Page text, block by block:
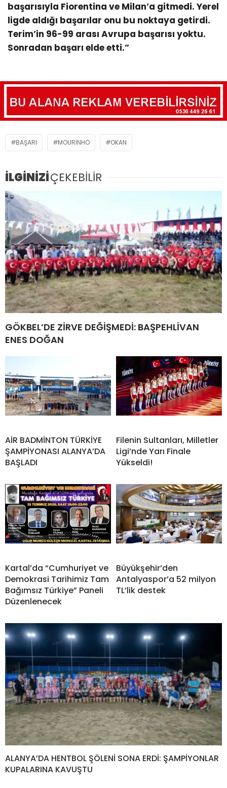
başarısıyla Fiorentina ve Milan’a gitmedi. Yerel
ligde aldığı başarılar onu bu noktaya getirdi.
Terim’in 96-99 arası Avrupa başarısı yoktu.
Sonradan başarı elde etti.”
BAŞARI MOURINHO OKAN
İLGİNİZİÇEKEBİLİR
GÖKBEL’DE ZİRVE DEĞİŞMEDİ: BAŞPEHLİVAN
ENES DOĞAN
AİR BADMİNTON TÜRKİYE
ŞAMPİYONASI ALANYA’DA
BAŞLADI
Filenin Sultanları, Milletler
Ligi’nde Yarı Finale
Yükseldi!
Kartal’da “Cumhuriyet ve
Demokrasi Tarihimiz Tam
Bağımsız Türkiye” Paneli
Düzenlenecek
Büyükşehir’den
Antalyaspor’a 52 milyon
TL’lik destek
ALANYA’DA HENTBOL ŞÖLENİ SONA ERDİ: ŞAMPİYONLAR
KUPALARINA KAVUŞTU